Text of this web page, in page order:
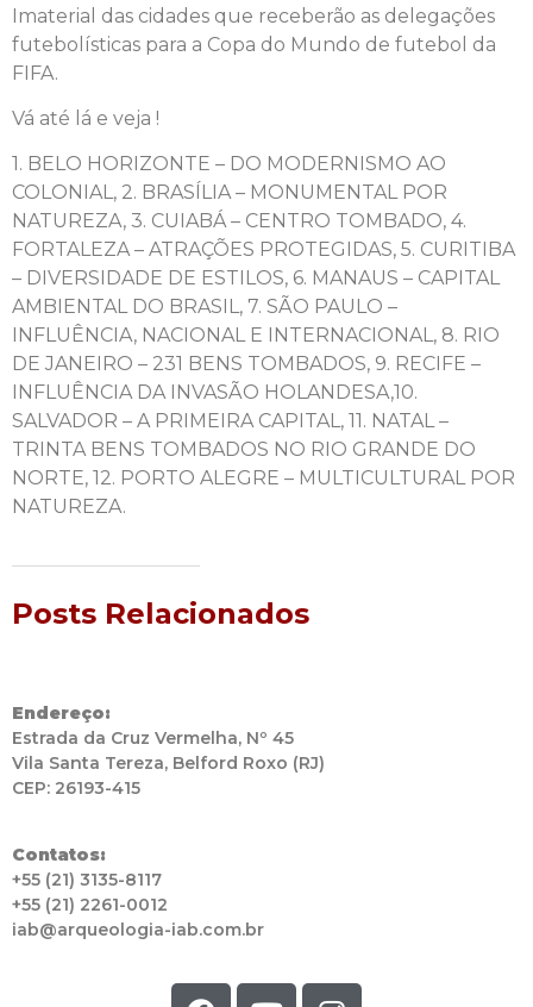
Imaterial das cidades que receberão as delegações
futebolísticas para a Copa do Mundo de futebol da
FIFA.
Vá até lá e veja !
1. BELO HORIZONTE – DO MODERNISMO AO
COLONIAL, 2. BRASÍLIA – MONUMENTAL POR
NATUREZA, 3. CUIABÁ – CENTRO TOMBADO, 4.
FORTALEZA – ATRAÇÕES PROTEGIDAS, 5. CURITIBA
– DIVERSIDADE DE ESTILOS, 6. MANAUS – CAPITAL
AMBIENTAL DO BRASIL, 7. SÃO PAULO –
INFLUÊNCIA, NACIONAL E INTERNACIONAL, 8. RIO
DE JANEIRO – 231 BENS TOMBADOS, 9. RECIFE –
INFLUÊNCIA DA INVASÃO HOLANDESA,10.
SALVADOR – A PRIMEIRA CAPITAL, 11. NATAL –
TRINTA BENS TOMBADOS NO RIO GRANDE DO
NORTE, 12. PORTO ALEGRE – MULTICULTURAL POR
NATUREZA.
Posts Relacionados
Endereço:
Estrada da Cruz Vermelha, Nº 45
Vila Santa Tereza, Belford Roxo (RJ)
CEP: 26193-415
Contatos:
+55 (21) 3135-8117
+55 (21) 2261-0012
iab@arqueologia-iab.com.br